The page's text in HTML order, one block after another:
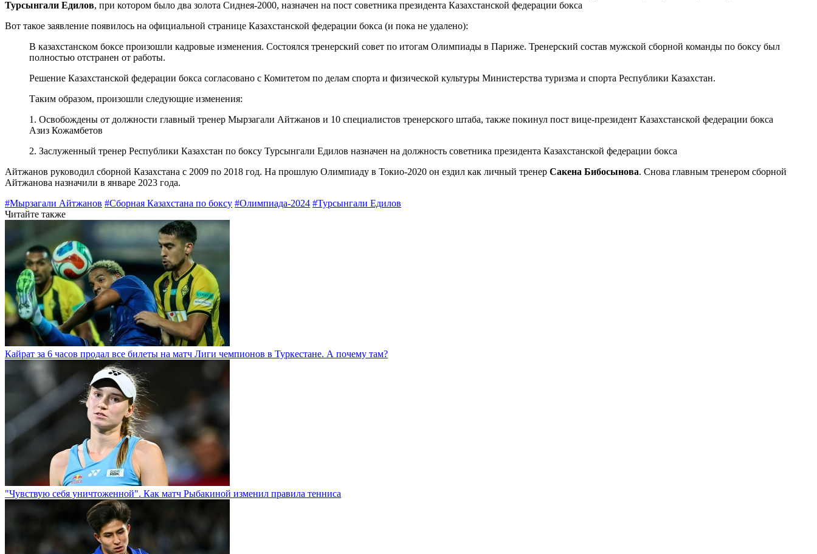
Турсынгали Едилов, при котором было два золота Сиднея-2000, назначен на пост советника президента Казахстанской федерации бокса
Вот такое заявление появилось на официальной странице Казахстанской федерации бокса (и пока не удалено):
В казахстанском боксе произошли кадровые изменения. Состоялся тренерский совет по итогам Олимпиады в Париже. Тренерский состав мужской сборной команды по боксу был
полностью отстранен от работы.
Решение Казахстанской федерации бокса согласовано с Комитетом по делам спорта и физической культуры Министерства туризма и спорта Республики Казахстан.
Таким образом, произошли следующие изменения:
1. Освобождены от должности главный тренер Мырзагали Айтжанов и 10 специалистов тренерского штаба, также покинул пост вице-президент Казахстанской федерации бокса
Азиз Кожамбетов
2. Заслуженный тренер Республики Казахстан по боксу Турсынгали Едилов назначен на должность советника президента Казахстанской федерации бокса
Айтжанов руководил сборной Казахстана с 2009 по 2018 год. На прошлую Олимпиаду в Токио-2020 он ездил как личный тренер Сакена Бибосынова. Снова главным тренером сборной
Айтжанова назначили в январе 2023 года.
#Мырзагали Айтжанов #Сборная Казахстана по боксу #Олимпиада-2024 #Турсынгали Едилов
Читайте также
Кайрат за 6 часов продал все билеты на матч Лиги чемпионов в Туркестане. А почему там?
"Чувствую себя уничтоженной". Как матч Рыбакиной изменил правила тенниса